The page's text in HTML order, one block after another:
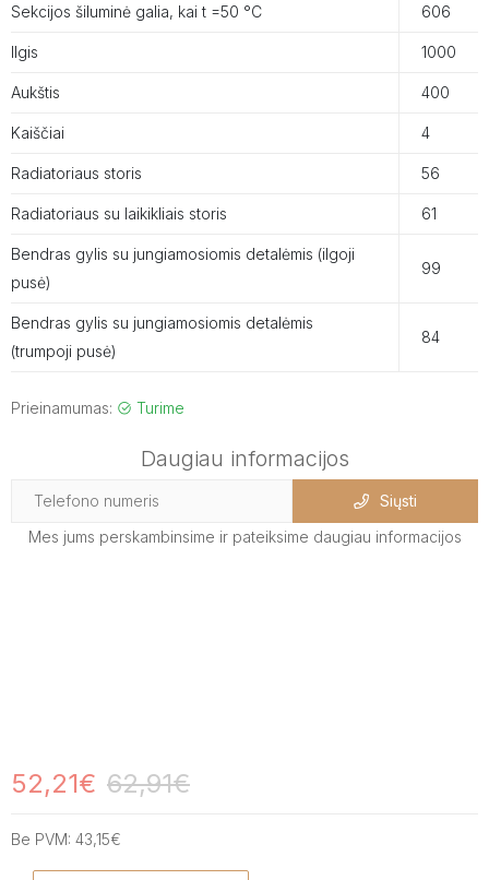
Sekcijos šiluminė galia, kai t =50 °C 606
Ilgis 1000
Aukštis 400
Kaiščiai 4
Radiatoriaus storis 56
Radiatoriaus su laikikliais storis 61
Bendras gylis su jungiamosiomis detalėmis (ilgoji
pusė)
99
Bendras gylis su jungiamosiomis detalėmis
(trumpoji pusė)
84
Prieinamumas: Turime
Daugiau informacijos
Siųsti
Mes jums perskambinsime ir pateiksime daugiau informacijos
52,21€ 62,91€
Be PVM: 43,15€